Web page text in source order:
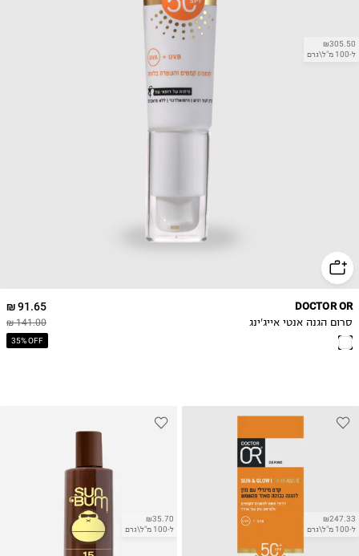
₪305.50
ל-100 מ"ל\גרם
91.65 ₪
141.00 ₪
35% OFF
DOCTOR OR
סרום הגנה אנטי אייג'ינג
₪247.33
ל-100 מ"ל\גרם
₪35.70
ל-100 מ"ל\גרם